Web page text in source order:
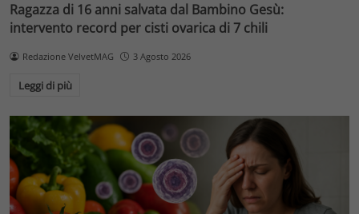
Ragazza di 16 anni salvata dal Bambino Gesù:
intervento record per cisti ovarica di 7 chili
Redazione VelvetMAG 3 Agosto 2026
Leggi di più